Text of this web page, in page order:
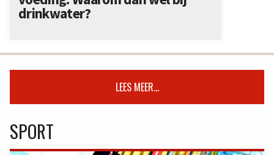
drinkwater?
LEES MEER...
SPORT